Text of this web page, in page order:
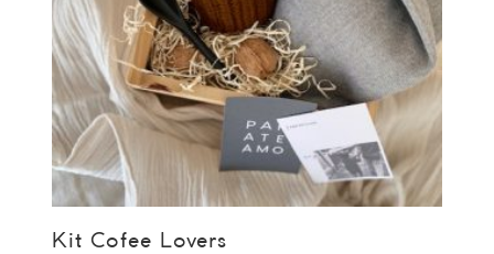
Kit Cofee Lovers